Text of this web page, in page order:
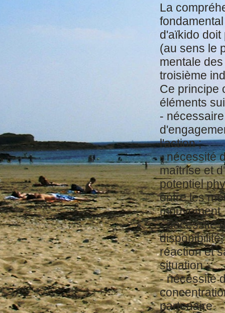
La
d'aïkido doit
(au sens le
mentale
troisième
Ce principe
éléments
-
l'action ;
- nécessité
maîtrise et
potentiel
entre les
mouvement
- nécessité
réaction et
situation ;
- nécessité
partenaire.